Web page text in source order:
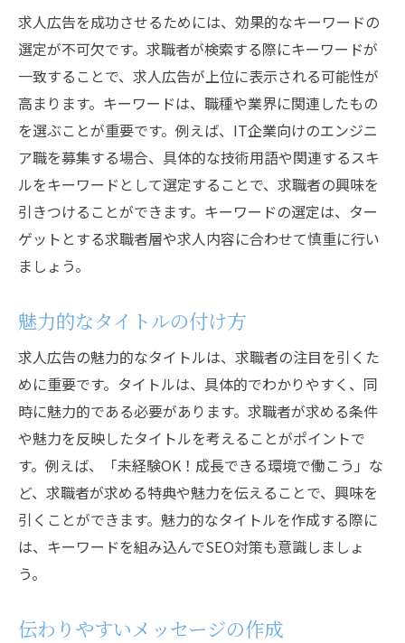
ストーリーテリングの活用
ユーザー生成コンテンツの利用
パーソナライズされたメッセージ
クリエイティブな広告手法
求人広告の成功に欠かせない求職者のニーズに
応える方法
双方向コミュニケーションの促進
エンゲージメントの向上
企業の透明性を示す
リワードやインセンティブの提供
成功する求人広告の秘訣専門家が教えるポイン
ト
広告のコンセプト作り
効果的なコピーライティング
求職者のペルソナ設定
市場調査と競合分析
求人広告で理想の人材を確保するために知って
求人広告を成功させるためには、効果的なキーワードの
選定が不可欠です。求職者が検索する際にキーワードが
一致することで、求人広告が上位に表示される可能性が
高まります。キーワードは、職種や業界に関連したもの
を選ぶことが重要です。例えば、IT企業向けのエンジニ
ア職を募集する場合、具体的な技術用語や関連するスキ
ルをキーワードとして選定することで、求職者の興味を
引きつけることができます。キーワードの選定は、ター
ゲットとする求職者層や求人内容に合わせて慎重に行い
ましょう。
魅力的なタイトルの付け方
求人広告の魅力的なタイトルは、求職者の注目を引くた
めに重要です。タイトルは、具体的でわかりやすく、同
時に魅力的である必要があります。求職者が求める条件
や魅力を反映したタイトルを考えることがポイントで
す。例えば、「未経験OK！成長できる環境で働こう」な
ど、求職者が求める特典や魅力を伝えることで、興味を
引くことができます。魅力的なタイトルを作成する際に
は、キーワードを組み込んでSEO対策も意識しましょ
う。
伝わりやすいメッセージの作成